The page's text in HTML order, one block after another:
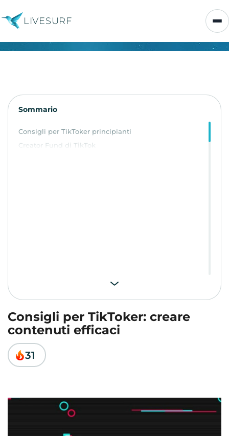
LIVESURF
Sommario
Consigli per TikToker principianti
Creator Fund di TikTok
Consigli per TikToker: creare
contenuti efficaci
31